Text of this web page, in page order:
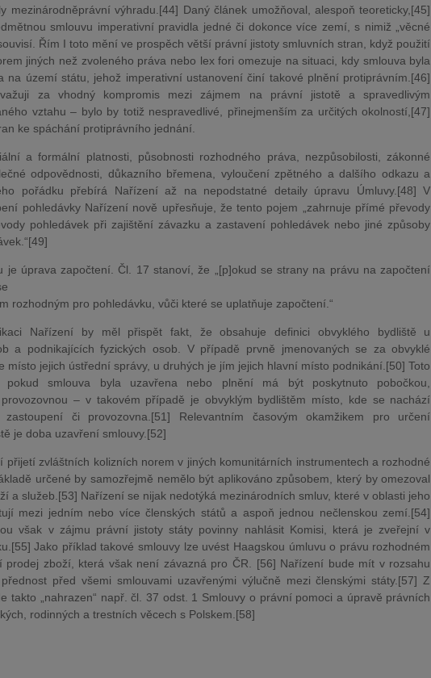
mezinárodněprávní výhradu.[44] Daný článek umožňoval, alespoň teoreticky,[45]
smlouvu imperativní pravidla jedné či dokonce více zemí, s nimiž „věcné
Řím I toto mění ve prospěch větší právní jistoty smluvních stran, když použití
jiných než zvoleného práva nebo lex fori omezuje na situaci, kdy smlouva byla
na území státu, jehož imperativní ustanovení činí takové plnění protiprávním.[46]
za vhodný kompromis mezi zájmem na právní jistotě a spravedlivým
vztahu – bylo by totiž nespravedlivé, přinejmenším za určitých okolností,[47]
ke spáchání protiprávního jednání.
a formální platnosti, působnosti rozhodného práva, nezpůsobilosti, zákonné
odpovědnosti, důkazního břemena, vyloučení zpětného a dalšího odkazu a
pořádku přebírá Nařízení až na nepodstatné detaily úpravu Úmluvy.[48] V
pohledávky Nařízení nově upřesňuje, že tento pojem „zahrnuje přímé převody
pohledávek při zajištění závazku a zastavení pohledávek nebo jiné způsoby
je úprava započtení. Čl. 17 stanoví, že „[p]okud se strany na právu na započtení
rozhodným pro pohledávku, vůči které se uplatňuje započtení.“
Nařízení by měl přispět fakt, že obsahuje definici obvyklého bydliště u
a podnikajících fyzických osob. V případě prvně jmenovaných se za obvyklé
místo jejich ústřední správy, u druhých je jím jejich hlavní místo podnikání.[50] Toto
pokud smlouva byla uzavřena nebo plnění má být poskytnuto pobočkou,
– v takovém případě je obvyklým bydlištěm místo, kde se nachází
zastoupení či provozovna.[51] Relevantním časovým okamžikem pro určení
je doba uzavření smlouvy.[52]
přijetí zvláštních kolizních norem v jiných komunitárních instrumentech a rozhodné
určené by samozřejmě nemělo být aplikováno způsobem, který by omezoval
a služeb.[53] Nařízení se nijak nedotýká mezinárodních smluv, které v oblasti jeho
mezi jedním nebo více členských států a aspoň jednou nečlenskou zemí.[54]
však v zájmu právní jistoty státy povinny nahlásit Komisi, která je zveřejní v
Jako příklad takové smlouvy lze uvést Haagskou úmluvu o právu rozhodném
prodej zboží, která však není závazná pro ČR. [56] Nařízení bude mít v rozsahu
před všemi smlouvami uzavřenými výlučně mezi členskými státy.[57] Z
takto „nahrazen“ např. čl. 37 odst. 1 Smlouvy o právní pomoci a úpravě právních
rodinných a trestních věcech s Polskem.[58]